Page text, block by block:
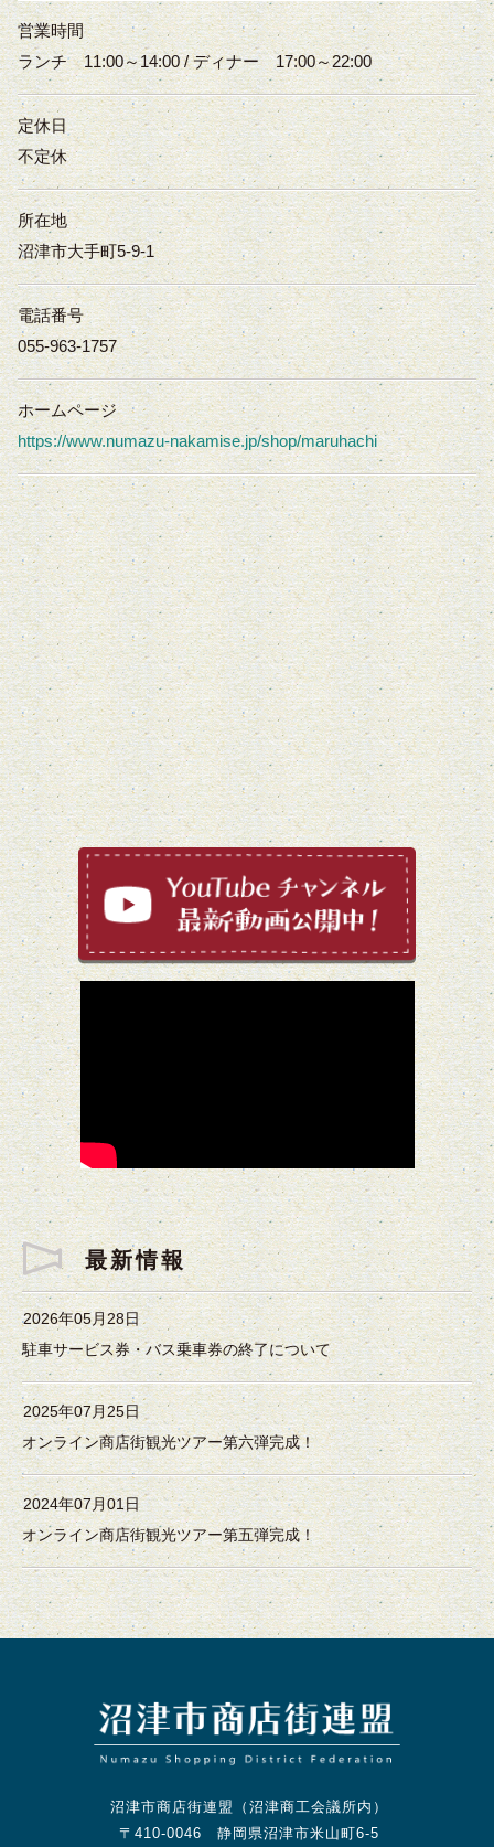
営業時間
ランチ 11:00～14:00 / ディナー 17:00～22:00
定休日
不定休
所在地
沼津市大手町5-9-1
電話番号
055-963-1757
ホームページ
https://www.numazu-nakamise.jp/shop/maruhachi
最新情報
2026年05月28日
駐車サービス券・バス乗車券の終了について
2025年07月25日
オンライン商店街観光ツアー第六弾完成！
2024年07月01日
オンライン商店街観光ツアー第五弾完成！
沼津市商店街連盟（沼津商工会議所内）
〒410-0046 静岡県沼津市米山町6-5